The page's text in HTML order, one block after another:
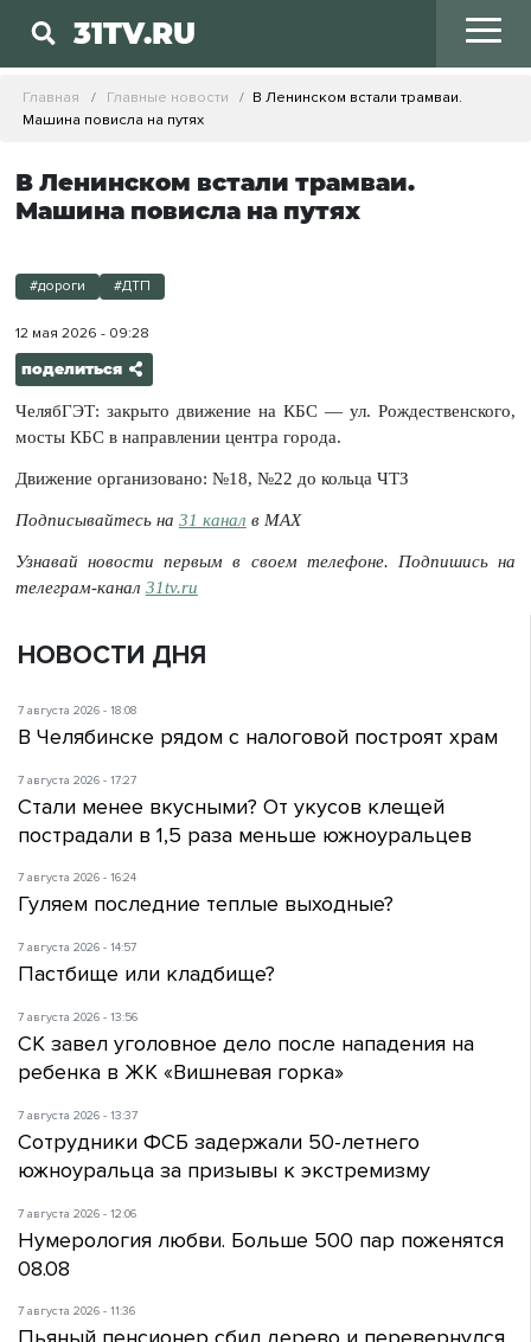
31TV.RU
Главная Главные новости
В Ленинском встали трамваи.
Машина повисла на путях
В Ленинском встали трамваи.
Машина повисла на путях
#дороги #ДТП
12 мая 2026 - 09:28
поделиться
ЧелябГЭТ: закрыто движение на КБС — ул. Рождественского,
мосты КБС в направлении центра города.
Движение организовано: №18, №22 до кольца ЧТЗ
Подписывайтесь на 31 канал в МАХ
Узнавай новости первым в своем телефоне. Подпишись на
телеграм-канал 31tv.ru
НОВОСТИ ДНЯ
7 августа 2026 - 18:08
В Челябинске рядом с налоговой построят храм
7 августа 2026 - 17:27
Стали менее вкусными? От укусов клещей
пострадали в 1,5 раза меньше южноуральцев
7 августа 2026 - 16:24
Гуляем последние теплые выходные?
7 августа 2026 - 14:57
Пастбище или кладбище?
7 августа 2026 - 13:56
СК завел уголовное дело после нападения на
ребенка в ЖК «Вишневая горка»
7 августа 2026 - 13:37
Сотрудники ФСБ задержали 50-летнего
южноуральца за призывы к экстремизму
7 августа 2026 - 12:06
Нумерология любви. Больше 500 пар поженятся
08.08
7 августа 2026 - 11:36